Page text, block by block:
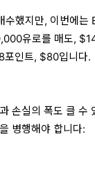
했지만, 이번에는
유로를 매도,
인트, $80입니다.
손실의 폭도 클 수
을 병행해야 합니다: